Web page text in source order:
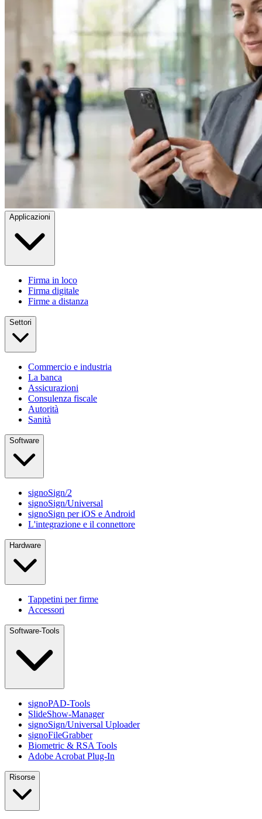
Applicazioni
Firma in loco
Firma digitale
Firme a distanza
Settori
Commercio e industria
La banca
Assicurazioni
Consulenza fiscale
Autorità
Sanità
Software
signoSign/2
signoSign/Universal
signoSign per iOS e Android
L'integrazione e il connettore
Hardware
Tappetini per firme
Accessori
Software-Tools
signoPAD-Tools
SlideShow-Manager
signoSign/Universal Uploader
signoFileGrabber
Biometric & RSA Tools
Adobe Acrobat Plug-In
Risorse